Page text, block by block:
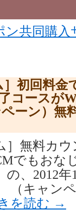
ン共同購
］初回料金
コースが
ペーン）
無料カウ
でもおな
の、2012
（キャン
を読む →